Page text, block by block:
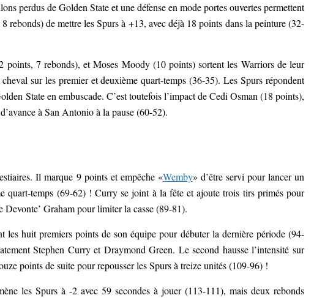
perdus de Golden State et une défense en mode portes ouvertes permettent
de mettre les Spurs à +13, avec déjà 18 points dans la peinture (32-
points, 7 rebonds), et Moses Moody (10 points) sortent les Warriors de leur
sur les premier et deuxième quart-temps (36-35). Les Spurs répondent
State en embuscade. C’est toutefois l’impact de Cedi Osman (18 points),
à San Antonio à la pause (60-52).
Il marque 9 points et empêche «Wemby» d’être servi pour lancer un
quart-temps (69-62) ! Curry se joint à la fête et ajoute trois tirs primés pour
Devonte’ Graham pour limiter la casse (89-81).
les huit premiers points de son équipe pour débuter la dernière période (94-
Stephen Curry et Draymond Green. Le second hausse l’intensité sur
points de suite pour repousser les Spurs à treize unités (109-96) !
les Spurs à -2 avec 59 secondes à jouer (113-111), mais deux rebonds